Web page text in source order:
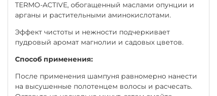
TERMO-ACTIVE, обогащенный маслами опунции и
арганы и растительными аминокислотами.
Эффект чистоты и нежности подчеркивает
пудровый аромат магнолии и садовых цветов.
Способ применения:
После применения шампуня равномерно нанести
на высушенные полотенцем волосы и расчесать.